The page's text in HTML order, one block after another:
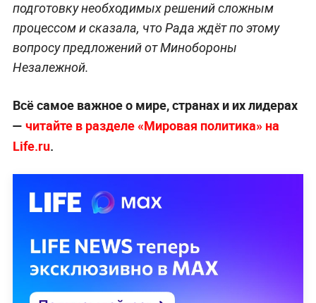
подготовку необходимых решений сложным
процессом и сказала, что Рада ждёт по этому
вопросу предложений от Минобороны
Незалежной.
Всё самое важное о мире, странах и их лидерах
— читайте в разделе «Мировая политика» на
Life.ru.